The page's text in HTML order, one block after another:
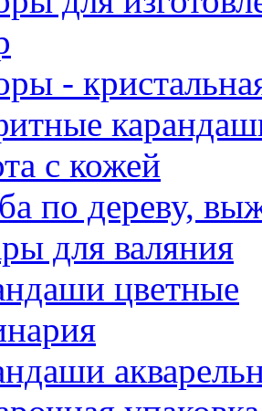
-
с кожей
по дереву,
для валяния
цветные